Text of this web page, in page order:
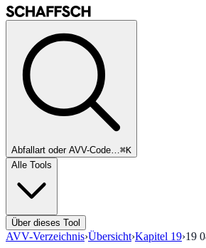
Abfallart oder AVV-Code…⌘K
Alle Tools
Über dieses Tool
AVV-Verzeichnis›Übersicht›Kapitel 19›19